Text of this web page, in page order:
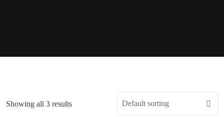
Showing all 3 results